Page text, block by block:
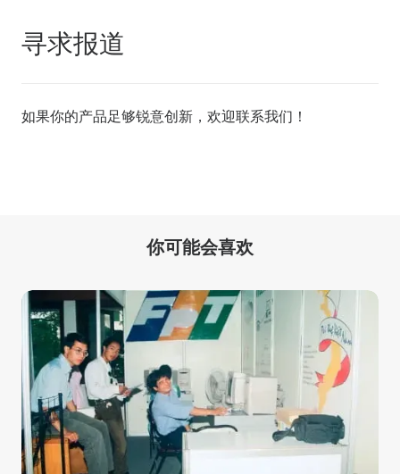
寻求报道
如果你的产品足够锐意创新，欢迎联系我们 ！
你可能会喜欢